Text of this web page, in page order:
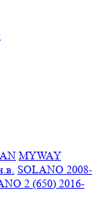
MYWAY
SOLANO 2008-
2 (650) 2016-